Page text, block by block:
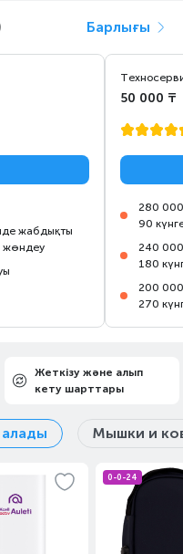
Барлығы
жабдықты
жөндеу
50 000 ₸
280 000
90
240 000
180
200 000
270
Жеткізу және алып
кету шарттары
Мышки и
0-0-24